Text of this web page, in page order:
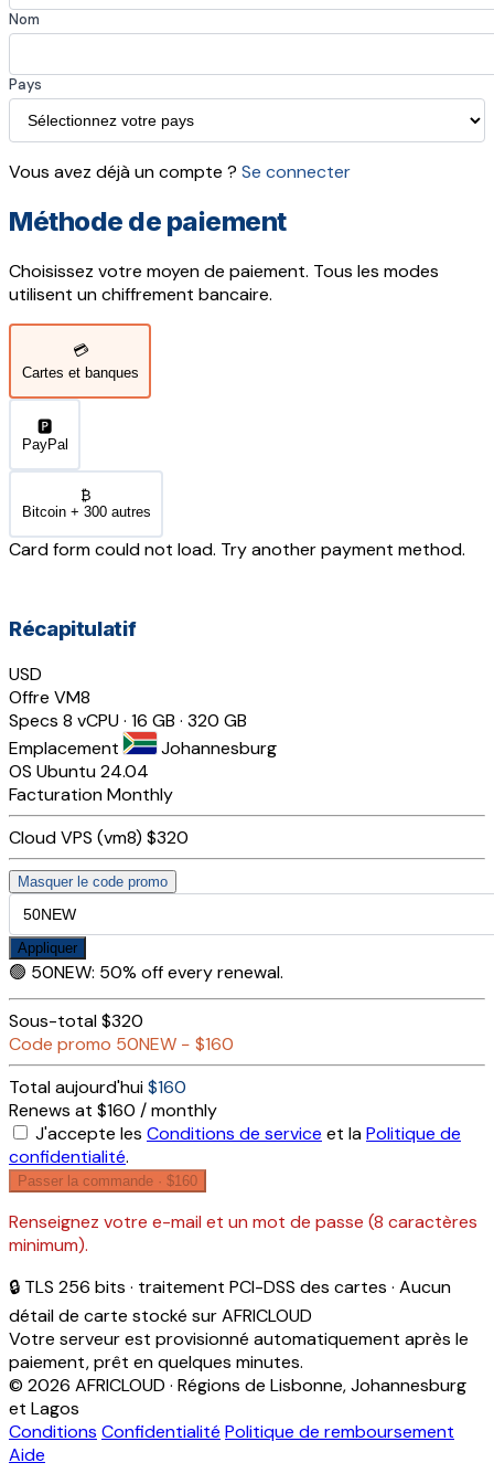
Nom
Pays
Vous avez déjà un compte ? Se connecter
Méthode de paiement
Choisissez votre moyen de paiement. Tous les modes
utilisent un chiffrement bancaire.
💳
Cartes et banques
🅿️
PayPal
₿
Bitcoin + 300 autres
Card form could not load. Try another payment method.
Récapitulatif
USD
Offre VM8
Specs 8 vCPU · 16 GB · 320 GB
Emplacement
Johannesburg
OS Ubuntu 24.04
FacturationMonthly
Cloud VPS (vm8) $320
Masquer le code promo
Appliquer
🟢 50NEW: 50% off every renewal.
Sous-total$320
Code promo 50NEW − $160
Total aujourd'hui$160
Renews at $160 / monthly
J'accepte les Conditions de service et laPolitique de
confidentialité.
Passer la commande · $160
Renseignez votre e-mail et un mot de passe (8 caractères
minimum).
🔒 TLS 256 bits · traitement PCI-DSS des cartes · Aucun
détail de carte stocké sur AFRICLOUD
Votre serveur est provisionné automatiquement après le
paiement, prêt en quelques minutes.
© 2026 AFRICLOUD · Régions de Lisbonne, Johannesburg
et Lagos
Conditions Confidentialité Politique de remboursement
Aide